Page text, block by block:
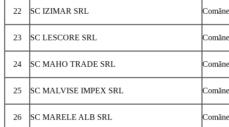
22 SC IZIMAR SRL
23 SC LESCORE SRL
24 SC MAHO TRADE SRL
25 SC MALVISE IMPEX SRL
26 SC MARELE ALB SRL